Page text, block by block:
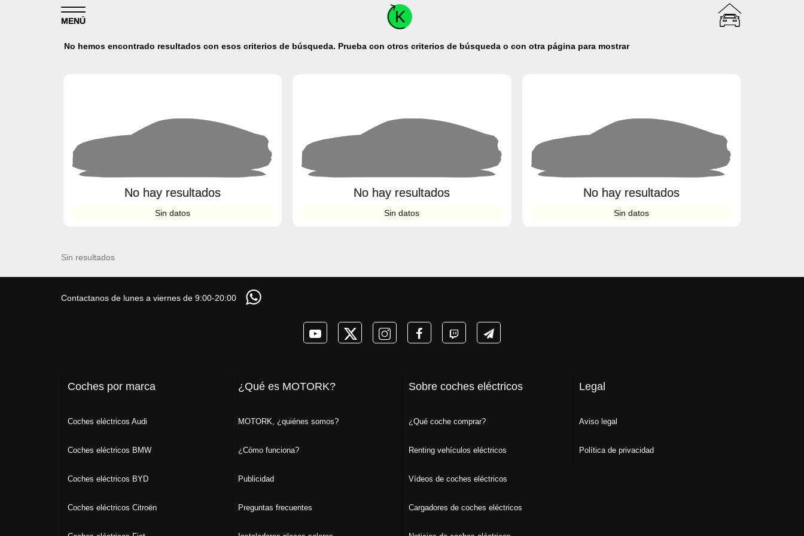
MENÚ
No hemos encontrado resultados con esos criterios de búsqueda. Prueba con otros criterios de búsqueda o con otra página para mostrar
No hay resultados
Sin datos
No hay resultados
Sin datos
No hay resultados
Sin datos
Sin resultados
Contactanos de lunes a viernes de 9:00-20:00
Coches por marca
Coches eléctricos Audi
Coches eléctricos BMW
Coches eléctricos BYD
Coches eléctricos Citroën
¿Qué es MOTORK?
MOTORK, ¿quiénes somos?
¿Cómo funciona?
Publicidad
Preguntas frecuentes
Sobre coches eléctricos
¿Qué coche comprar?
Renting vehículos eléctricos
Vídeos de coches eléctricos
Cargadores de coches eléctricos
Legal
Aviso legal
Política de privacidad